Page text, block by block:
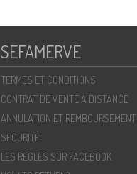
SEFAMERVE
TERMES ET CONDITIONS
CONTRAT DE VENTE À DISTANCE
ANNULATION ET REMBOURSEMENT
SECURITÉ
LES RÈGLES SUR FACEBOOK